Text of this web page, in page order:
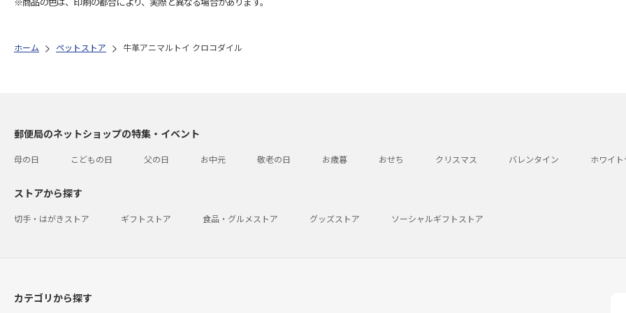
ホーム ペットストア 牛革アニマルトイ クロコダイル
郵便局のネットショップの特集・イベント
母の日 こどもの日 父の日 お中元 敬老の日 お歳暮 おせち クリスマス バレンタイン ホワイ
ストアから探す
切手・はがきストア ギフトストア 食品・グルメストア グッズストア ソーシャルギフトストア
カテゴリから探す